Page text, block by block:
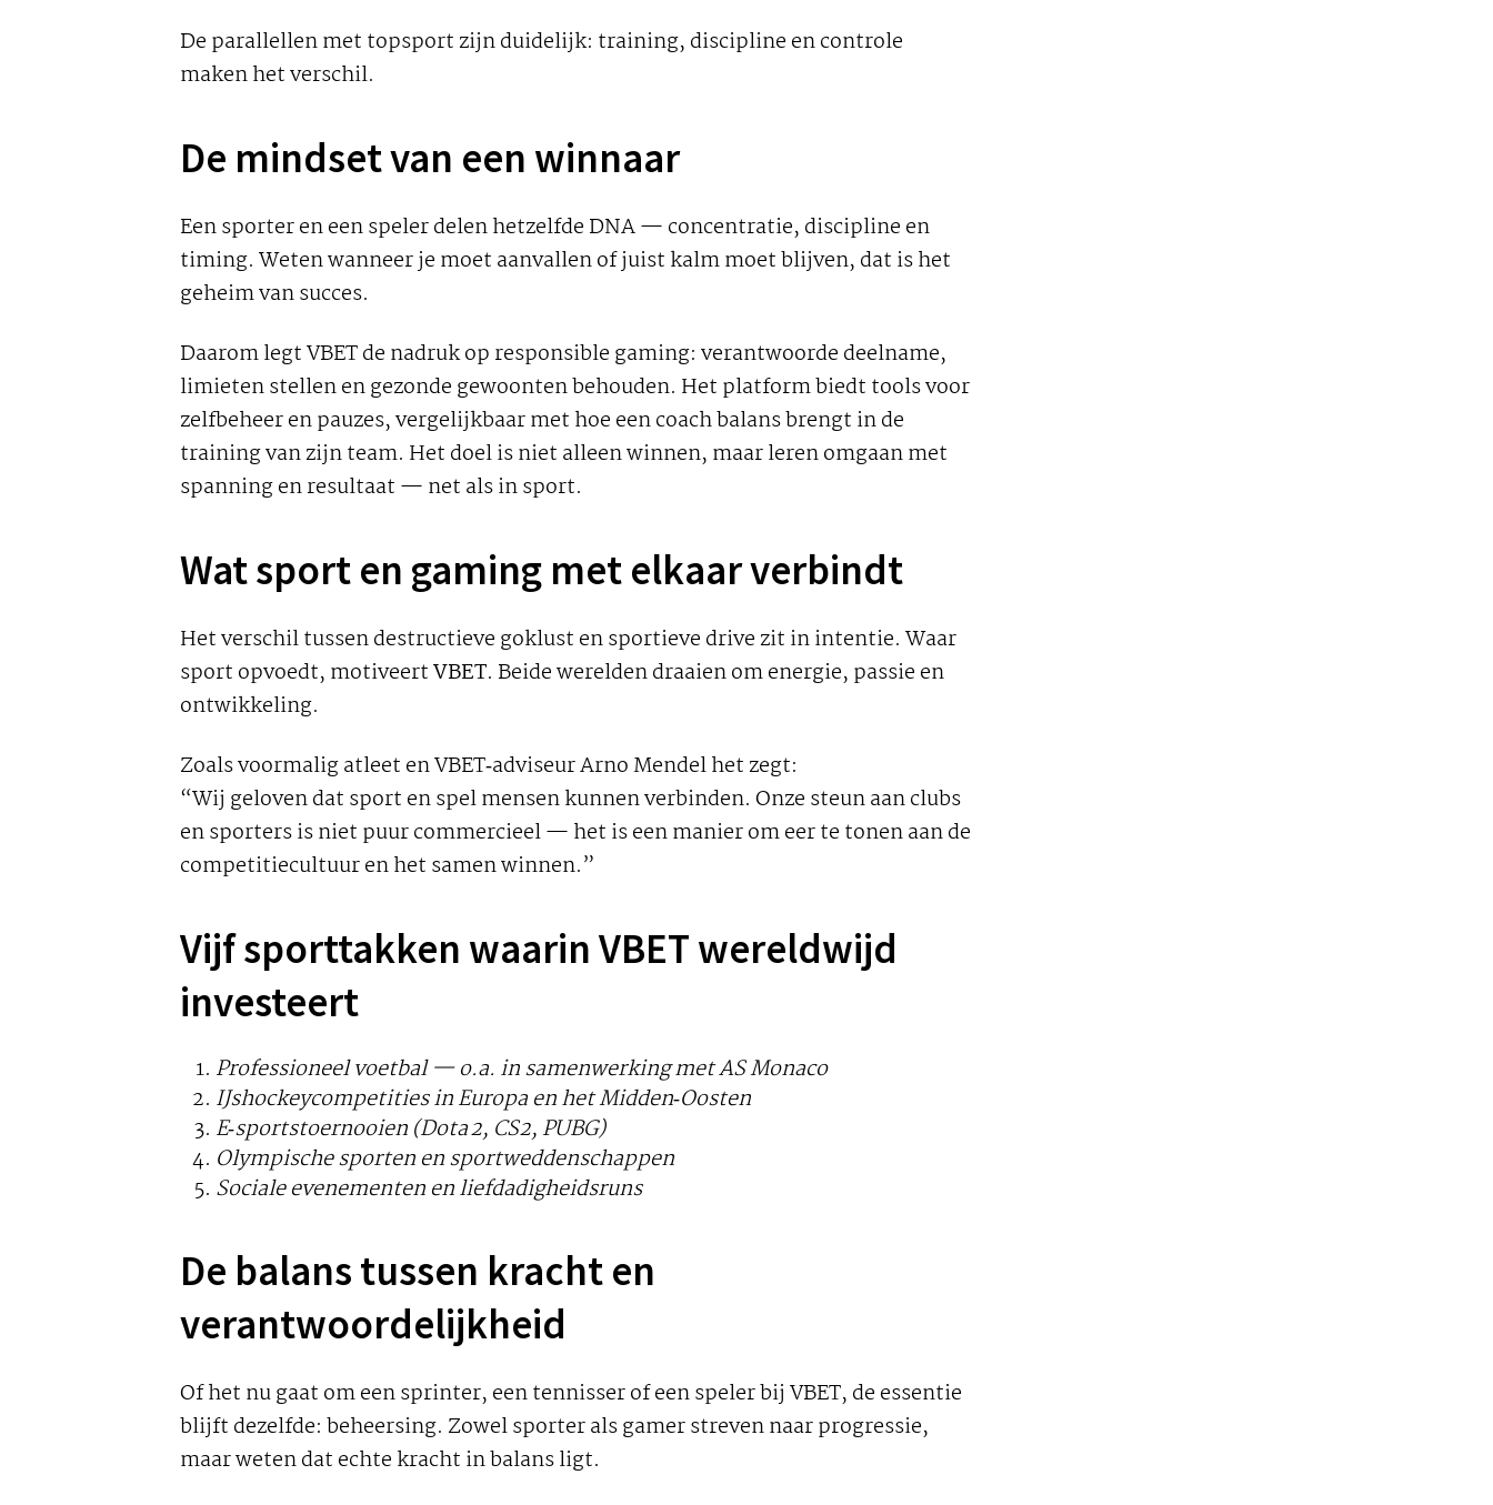
De parallellen met topsport zijn duidelijk: training, discipline en controle
maken het verschil.
De mindset van een winnaar
Een sporter en een speler delen hetzelfde DNA — concentratie, discipline en
timing. Weten wanneer je moet aanvallen of juist kalm moet blijven, dat is het
geheim van succes.
Daarom legt VBET de nadruk op responsible gaming: verantwoorde deelname,
limieten stellen en gezonde gewoonten behouden. Het platform biedt tools voor
zelfbeheer en pauzes, vergelijkbaar met hoe een coach balans brengt in de
training van zijn team. Het doel is niet alleen winnen, maar leren omgaan met
spanning en resultaat — net als in sport.
Wat sport en gaming met elkaar verbindt
Het verschil tussen destructieve goklust en sportieve drive zit in intentie. Waar
sport opvoedt, motiveertVBET. Beide werelden draaien om energie, passie en
ontwikkeling.
Zoals voormalig atleet en VBET‑adviseur Arno Mendel het zegt:
“Wij geloven dat sport en spel mensen kunnen verbinden. Onze steun aan clubs
en sporters is niet puur commercieel — het is een manier om eer te tonen aan de
competitie­cultuur en het samen winnen.”
Vijf sporttakken waarin VBET wereldwijd
investeert
Professioneel voetbal — o.a. in samenwerking met AS Monaco
IJshockeycompetities in Europa en het Midden‑Oosten
E‑sports­toernooien (Dota 2, CS2, PUBG)
Olympische sporten en sportweddenschappen
Sociale evenementen en liefdadigheidsruns
De balans tussen kracht en
verantwoordelijkheid
Of het nu gaat om een sprinter, een tennisser of een speler bij VBET, de essentie
blijft dezelfde: beheersing. Zowel sporter als gamer streven naar progressie,
maar weten dat echte kracht in balans ligt.